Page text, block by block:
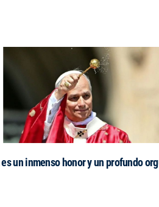
es un inmenso honor y un profundo